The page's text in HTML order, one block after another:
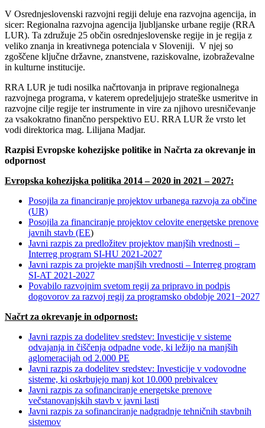
V Osrednjeslovenski razvojni regiji deluje ena razvojna agencija, in
sicer: Regionalna razvojna agencija ljubljanske urbane regije (RRA
LUR). Ta združuje 25 občin osrednjeslovenske regije in je regija z
veliko znanja in kreativnega potenciala v Sloveniji. V njej so
zgoščene ključne državne, znanstvene, raziskovalne, izobraževalne
in kulturne institucije.
RRA LUR je tudi nosilka načrtovanja in priprave regionalnega
razvojnega programa, v katerem opredeljujejo strateške usmeritve in
razvojne cilje regije ter instrumente in vire za njihovo uresničevanje
za vsakokratno finančno perspektivo EU. RRA LUR že vrsto let
vodi direktorica mag. Lilijana Madjar.
Razpisi Evropske kohezijske politike in Načrta za okrevanje in
odpornost
Evropska kohezijska politika 2014 – 2020 in 2021 – 2027:
Posojila za financiranje projektov urbanega razvoja za občine
(UR)
Posojila za financiranje projektov celovite energetske prenove
javnih stavb (EE)
Javni razpis za predložitev projektov manjših vrednosti –
Interreg program SI-HU 2021-2027
Javni razpis za projekte manjših vrednosti – Interreg program
SI-AT 2021-2027
Povabilo razvojnim svetom regij za pripravo in podpis
dogovorov za razvoj regij za programsko obdobje 2021−2027
Načrt za okrevanje in odpornost:
Javni razpis za dodelitev sredstev: Investicije v sisteme
odvajanja in čiščenja odpadne vode, ki ležijo na manjših
aglomeracijah od 2.000 PE
Javni razpis za dodelitev sredstev: Investicije v vodovodne
sisteme, ki oskrbujejo manj kot 10.000 prebivalcev
Javni razpis za sofinanciranje energetske prenove
večstanovanjskih stavb v javni lasti
Javni razpis za sofinanciranje nadgradnje tehničnih stavbnih
sistemov